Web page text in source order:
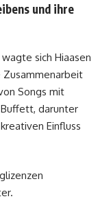
und ihre
sich Hiaasen
Zusammenarbeit
Songs mit
darunter
Einfluss